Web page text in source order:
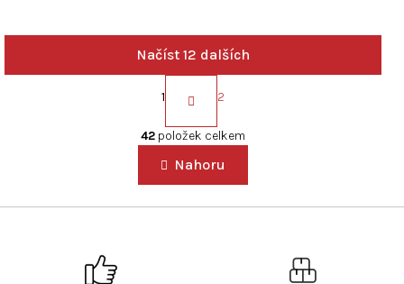
v
á
d
a
Načíst 12 dalších
S
t
á
n
k
o
á
1 2
42 položek celkem
Nahoru